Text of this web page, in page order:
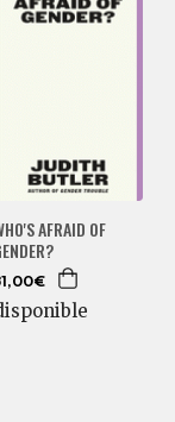
AFRAID OF